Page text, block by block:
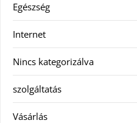
Egészség
Internet
Nincs kategorizálva
szolgáltatás
Vásárlás